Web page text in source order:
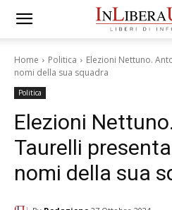
Home Politica
Elezioni Nettuno.
nomi della sua squadra
Politica
Elezioni
Taurelli
nomi della sua